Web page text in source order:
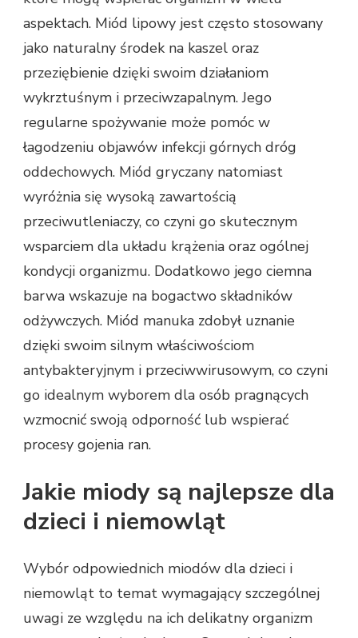
aspektach. Miód lipowy jest często stosowany
jako naturalny środek na kaszel oraz
przeziębienie dzięki swoim działaniom
wykrztuśnym i przeciwzapalnym. Jego
regularne spożywanie może pomóc w
łagodzeniu objawów infekcji górnych dróg
oddechowych. Miód gryczany natomiast
wyróżnia się wysoką zawartością
przeciwutleniaczy, co czyni go skutecznym
wsparciem dla układu krążenia oraz ogólnej
kondycji organizmu. Dodatkowo jego ciemna
barwa wskazuje na bogactwo składników
odżywczych. Miód manuka zdobył uznanie
dzięki swoim silnym właściwościom
antybakteryjnym i przeciwwirusowym, co czyni
go idealnym wyborem dla osób pragnących
wzmocnić swoją odporność lub wspierać
procesy gojenia ran.
Jakie miody są najlepsze dla
dzieci i niemowląt
Wybór odpowiednich miodów dla dzieci i
niemowląt to temat wymagający szczególnej
uwagi ze względu na ich delikatny organizm